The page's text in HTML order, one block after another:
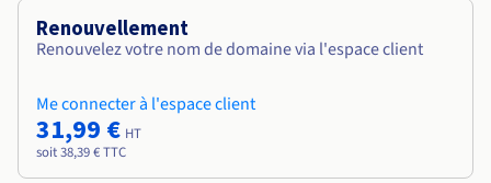
Renouvellement
Renouvelez votre nom de domaine via l'espace client
Me connecter à l'espace client
31,99 € HT
soit 38,39 € TTC